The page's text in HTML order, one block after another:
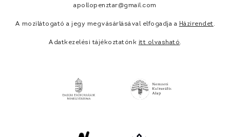
apollopenztar@gmail.com
A mozilátogató a jegy megvásárlásával elfogadja a Házirendet.
Adatkezelési tájékoztatónk itt olvasható.